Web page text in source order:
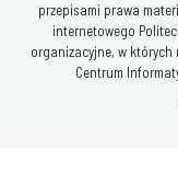
przepisami prawa
internetowego
organizacyjne, w których
Centrum